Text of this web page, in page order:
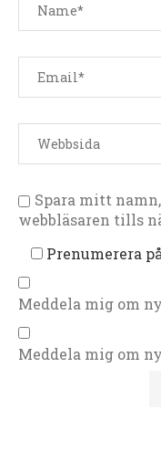
Spara mitt
webbläsaren tills
Prenumerera
Meddela mig om
Meddela mig om